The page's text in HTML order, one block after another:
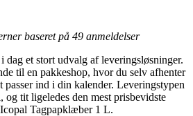
baseret på 49 anmeldelser
dag et stort udvalg af leveringsløsninger.
til en pakkeshop, hvor du selv afhenter
passer ind i din kalender. Leveringstypen
og tit ligeledes den mest prisbevidste
Tagpapklæber 1 L.